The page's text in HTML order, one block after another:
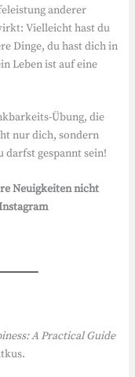
anderer
Vielleicht hast du
Dinge, du hast dich in
Leben ist auf eine
Übung, die
nur dich, sondern
gespannt sein!
Neuigkeiten nicht
A Practical Guide